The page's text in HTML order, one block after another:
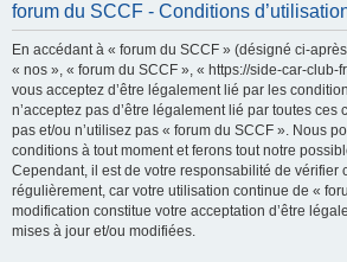
forum du SCCF - Conditions
En accédant à « forum du SCCF » (désigné ci-
« nos », « forum du SCCF », « https://side-car-club-
vous acceptez d’être légalement lié par les
n’acceptez pas d’être légalement lié par toutes ces
pas et/ou n’utilisez pas « forum du SCCF ». Nous
conditions à tout moment et ferons tout notre
Cependant, il est de votre responsabilité de vérifier
régulièrement, car votre utilisation continue de «
modification constitue votre acceptation d’être
mises à jour et/ou modifiées.